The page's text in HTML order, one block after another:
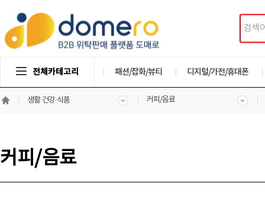
전체카테고리 패션/잡화/뷰티 디지털/가전/휴대폰
생활·건강·식품 커피/음료
커피/음료